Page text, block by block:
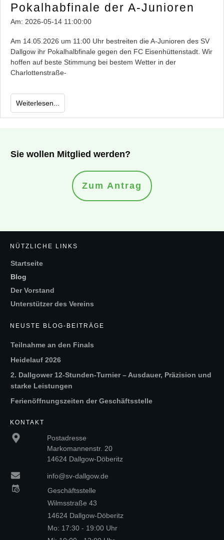
Pokalhabfinale der A-Junioren
Am: 2026-05-14 11:00:00
Am 14.05.2026 um 11:00 Uhr bestreiten die A-Junioren des SV
Dallgow ihr Pokalhalbfinale gegen den FC Eisenhüttenstadt. Wir
hoffen auf beste Stimmung bei bestem Wetter in der
Charlottenstraße-
Weiterlesen...
Sie wollen Mitglied werden?
Zum Antrag
NÜTZLICHE LINKS
Startseite
Blog
Der Vorstand
Unterstützer des Vereins
NEUSTE BLOG-BEITRÄGE
Teilnahme an den Finals
Heidelauf 2026
2. Dallgower 12-Stunden-Turnier – Ausdauer, Präzision und
starke Leistungen
Ferienöffnungszeiten der Geschäftsstelle
KONTAKT
Postadresse
Markomannenstr. 20
14624 Dallgow-Döberitz
info@sv-dallgow.de
Geschäftsstelle
Wilmsstraße 43
14624 Dallgow-Döberitz
Mo: 17:30 - 19:00 Uhr